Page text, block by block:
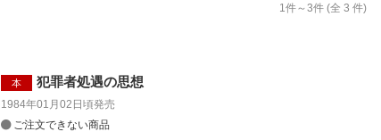
1 件～3件 (全 3 件)
本 犯罪者処遇の思想
1984年01月02日頃発売
ご注文できない商品